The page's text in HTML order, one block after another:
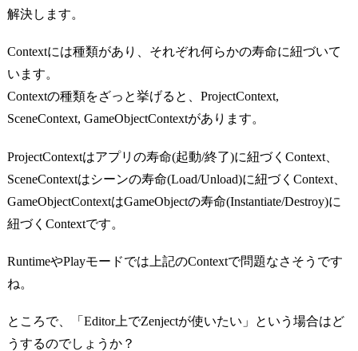
解決します。
Contextには種類があり、それぞれ何らかの寿命に紐づいて
います。
Contextの種類をざっと挙げると、ProjectContext,
SceneContext, GameObjectContextがあります。
ProjectContextはアプリの寿命(起動/終了)に紐づくContext、
SceneContextはシーンの寿命(Load/Unload)に紐づくContext、
GameObjectContextはGameObjectの寿命(Instantiate/Destroy)に
紐づくContextです。
RuntimeやPlayモードでは上記のContextで問題なさそうです
ね。
ところで、「Editor上でZenjectが使いたい」という場合はど
うするのでしょうか？